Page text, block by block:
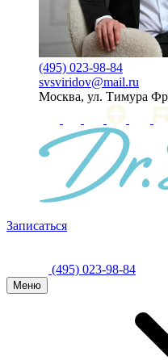
(495) 023-98-84
svsviridov@mail.ru
Москва, ул. Тимура
Записаться
(495) 023-98-84
Меню